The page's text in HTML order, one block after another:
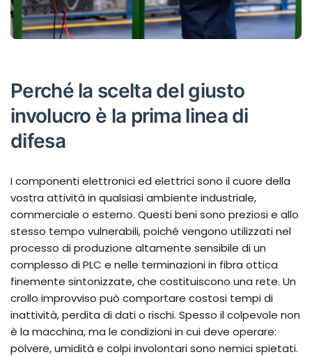
Perché la scelta del giusto
involucro è la prima linea di
difesa
I componenti elettronici ed elettrici sono il cuore della
vostra attività in qualsiasi ambiente industriale,
commerciale o esterno. Questi beni sono preziosi e allo
stesso tempo vulnerabili, poiché vengono utilizzati nel
processo di produzione altamente sensibile di un
complesso di PLC e nelle terminazioni in fibra ottica
finemente sintonizzate, che costituiscono una rete. Un
crollo improvviso può comportare costosi tempi di
inattività, perdita di dati o rischi. Spesso il colpevole non
è la macchina, ma le condizioni in cui deve operare:
polvere, umidità e colpi involontari sono nemici spietati.